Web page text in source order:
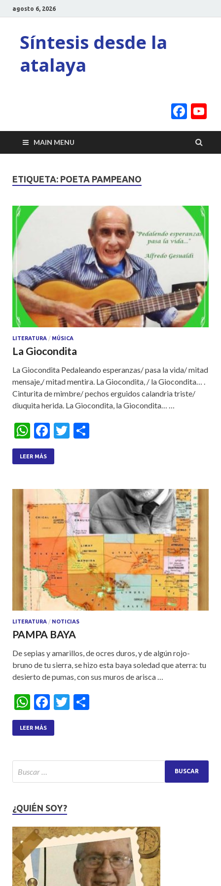
agosto 6, 2026
Síntesis desde la
atalaya
MAIN MENU
ETIQUETA: POETA PAMPEANO
LITERATURA / MÚSICA
La Giocondita
La Giocondita Pedaleando esperanzas/ pasa la vida/ mitad
mensaje,/ mitad mentira. La Giocondita, / la Giocondita… .
Cinturita de mimbre/ pechos erguidos calandria triste/
diuquita herida. La Giocondita, la Giocondita… …
W
h
at
A
p
p
F
ac
e
o
o
k
T
LEER MÁS
LITERATURA / NOTICIAS
PAMPA BAYA
De sepias y amarillos, de ocres duros, y de algún rojo-
bruno de tu sierra, se hizo esta baya soledad que aterra: tu
desierto de pumas, con sus muros de arisca …
W
h
at
A
p
F
ac
e
o
o
T
LEER MÁS
¿QUIÉN SOY?